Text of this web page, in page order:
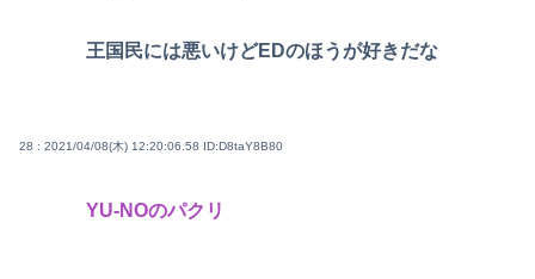
王国民には悪いけどEDのほうが好きだな
28 : 2021/04/08(木) 12:20:06.58 ID:D8taY8B80
YU-NOのパクリ